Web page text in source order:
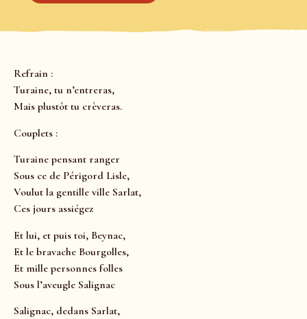
Refrain :
Turaine, tu n’entreras,
Mais plustôt tu crèveras.
Couplets :
Turaine pensant ranger
Sous ce de Périgord Lisle,
Voulut la gentille ville Sarlat,
Ces jours assiégez
Et lui, et puis toi, Beynac,
Et le bravache Bourgolles,
Et mille personnes folles
Sous l’aveugle Salignac
Salignac, dedans Sarlat,